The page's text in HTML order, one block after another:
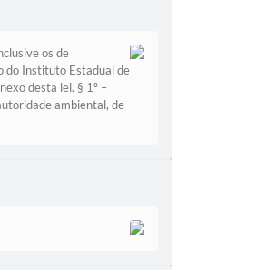
os de
do Instituto Estadual de
desta lei. § 1º –
ambiental, de